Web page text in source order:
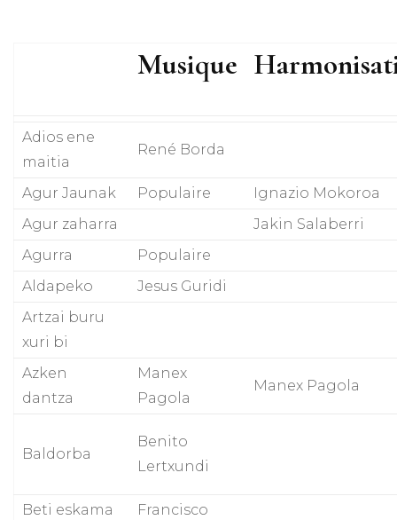
Musique
Adios ene
maitia
René Borda
Agur Jaunak Populaire
Ignazio Mokoroa
Agur zaharra
Jakin Salaberri
Agurra
Populaire
Aldapeko
Jesus Guridi
Artzai buru
xuri bi
Azken
dantza
Manex
Pagola
Manex Pagola
Baldorba
Benito
Lertxundi
Beti eskama
Francisco